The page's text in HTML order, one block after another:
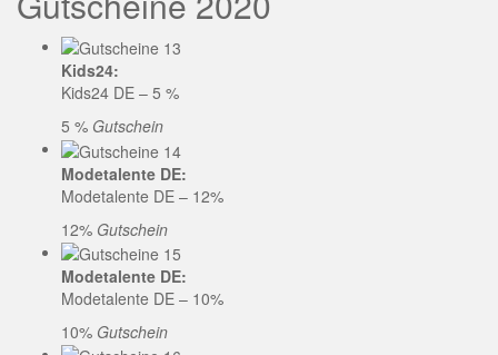
Kids24:
Kids24 DE – 5 %
5 % Gutschein
Modetalente DE:
Modetalente DE – 12%
12% Gutschein
Modetalente DE:
Modetalente DE – 10%
10% Gutschein